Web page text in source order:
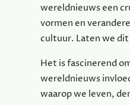
wereldnieuws een
vormen en
cultuur. Laten we dit
Het is fascinerend
wereldnieuws
waarop we leven,